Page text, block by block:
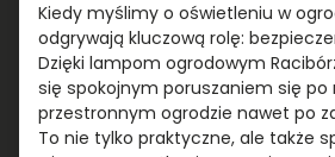
Kiedy myślimy o oświetleniu w
odgrywają kluczową rolę:
Dzięki lampom ogrodowym
się spokojnym poruszaniem się po
przestronnym ogrodzie nawet po
To nie tylko praktyczne, ale także